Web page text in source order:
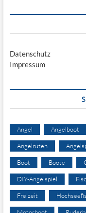
Datenschutz
Impressum
Angel Angelboot
Angelruten
Boot Boote
DIY-Angelspiel
Freizeit